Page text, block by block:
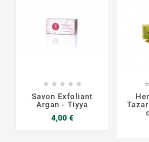
    
Savon Exfoliant
Argan - Tiyya
4,00 €Prix
